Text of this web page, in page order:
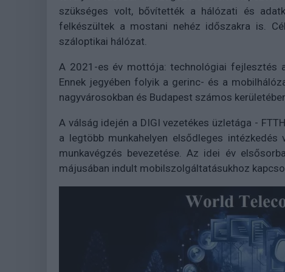
szükséges volt, bővítették a hálózati és
felkészültek a mostani nehéz időszakra is.
száloptikai hálózat.
A 2021-es év mottója: technológiai fejlesztés
Ennek jegyében folyik a gerinc- és a
nagyvárosokban és Budapest számos
A válság idején a DIGI vezetékes üzletága -
a legtöbb munkahelyen elsődleges
munkavégzés bevezetése. Az idei év
májusában indult mobilszolgáltatásukhoz